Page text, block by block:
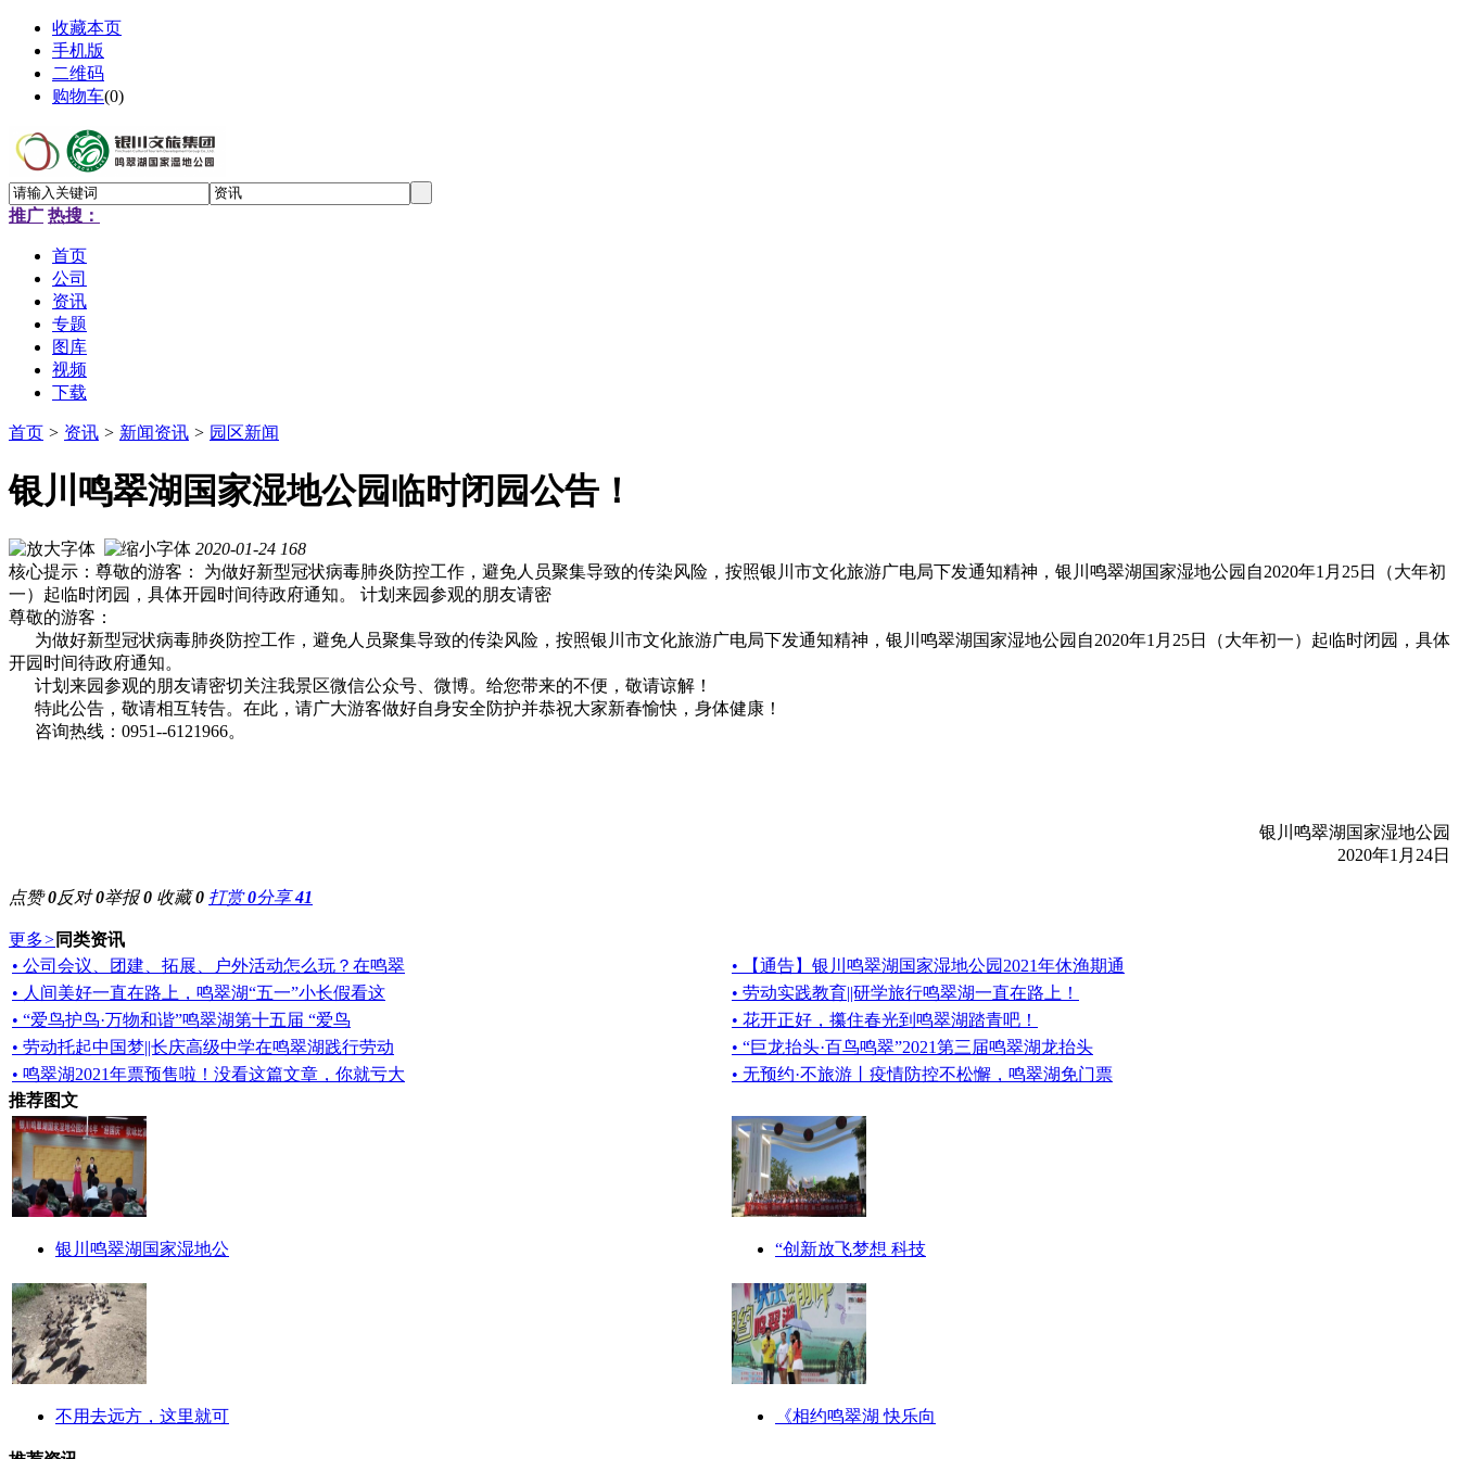
收藏本页
手机版
二维码
购物车(0)
推广 热搜：
首页
公司
资讯
专题
图库
视频
下载
首页 > 资讯 > 新闻资讯 > 园区新闻
银川鸣翠湖国家湿地公园临时闭园公告！
2020-01-24 168
核心提示：尊敬的游客： 为做好新型冠状病毒肺炎防控工作，避免人员聚集导致的传染风险，按照银川市文化旅游广电局下发通知精神，银川鸣翠湖国家湿地公园自2020年1月25日（大年初
一）起临时闭园，具体开园时间待政府通知。 计划来园参观的朋友请密
尊敬的游客：
为做好新型冠状病毒肺炎防控工作，避免人员聚集导致的传染风险，按照银川市文化旅游广电局下发通知精神，银川鸣翠湖国家湿地公园自2020年1月25日（大年初一）起临时闭园，具体
开园时间待政府通知。
计划来园参观的朋友请密切关注我景区微信公众号、微博。给您带来的不便，敬请谅解！
特此公告，敬请相互转告。在此，请广大游客做好自身安全防护并恭祝大家新春愉快，身体健康！
咨询热线：0951--6121966。
银川鸣翠湖国家湿地公园
2020年1月24日
点赞0反对0举报0 收藏0 打赏0分享41
更多> 同类资讯
• 公司会议、团建、拓展、户外活动怎么玩？在鸣翠
• 【通告】银川鸣翠湖国家湿地公园2021年休渔期通
• 人间美好一直在路上，鸣翠湖“五一”小长假看这
• 劳动实践教育||研学旅行鸣翠湖一直在路上！
• “爱鸟护鸟·万物和谐”鸣翠湖第十五届 “爱鸟
• 花开正好，攥住春光到鸣翠湖踏青吧！
• 劳动托起中国梦||长庆高级中学在鸣翠湖践行劳动
• “巨龙抬头·百鸟鸣翠”2021第三届鸣翠湖龙抬头
• 鸣翠湖2021年票预售啦！没看这篇文章，你就亏大
• 无预约·不旅游丨疫情防控不松懈，鸣翠湖免门票
推荐图文
银川鸣翠湖国家湿地公 “创新放飞梦想 科技
不用去远方，这里就可 《相约鸣翠湖 快乐向